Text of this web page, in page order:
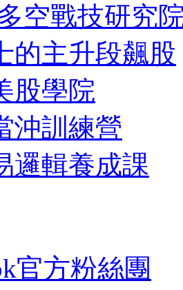
空戰技研究
的主升段飆股
股學院
沖訓練營
邏輯養成課
官方粉絲團